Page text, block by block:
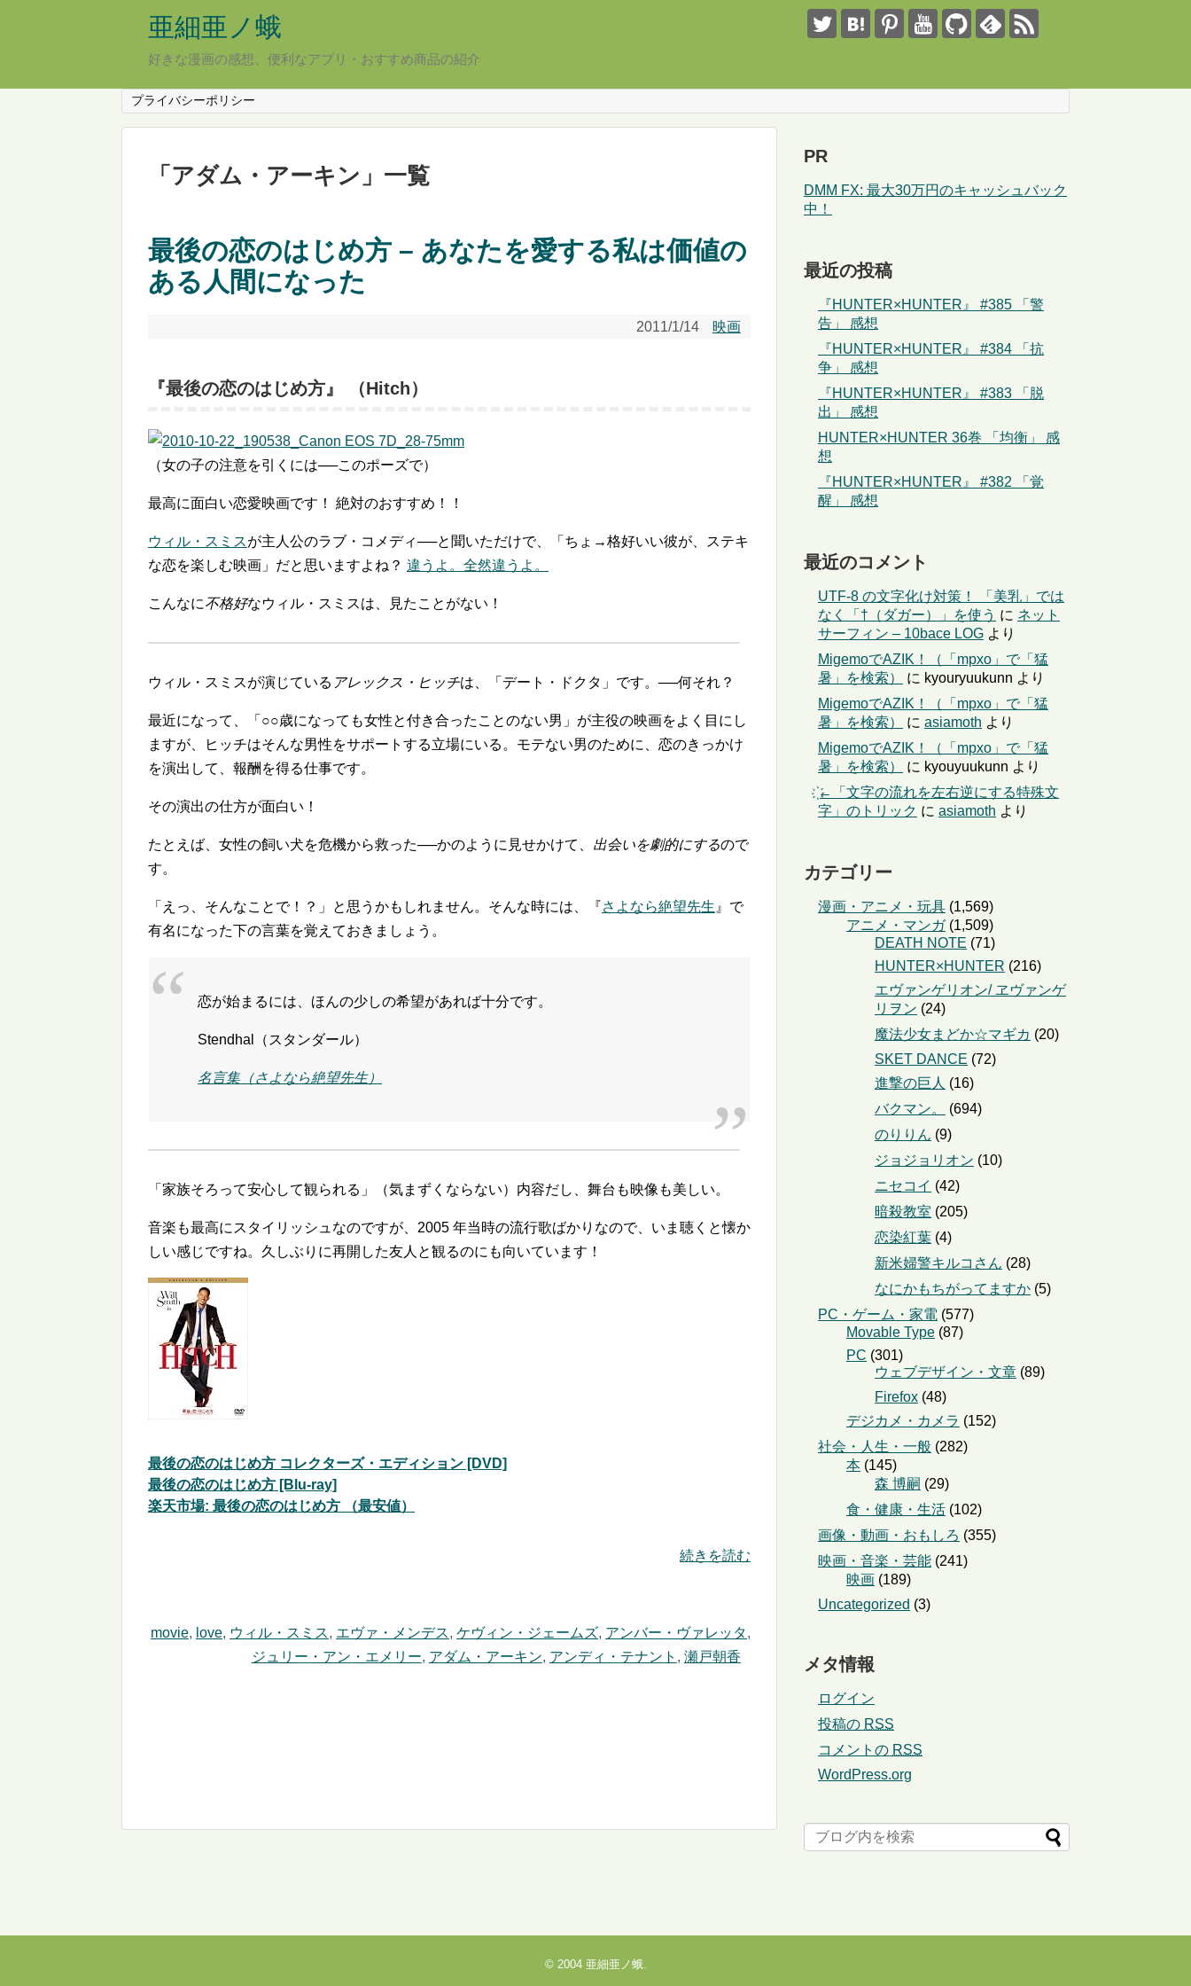
亜細亜ノ蛾
好きな漫画の感想、便利なアプリ・おすすめ商品の紹介
プライバシーポリシー
「 アダム・アーキン 」 一覧
最後の恋のはじめ方 – あなたを愛する私は価値の
ある人間になった
2011/1/14 映画
『最後の恋のはじめ方』 （Hitch）
（女の子の注意を引くには──このポーズで）
最高に面白い恋愛映画です！ 絶対のおすすめ！！
ウィル・スミスが主人公のラブ・コメディ──と聞いただけで、「ちょ→格好いい彼が、ステキ
な恋を楽しむ映画」だと思いますよね？ 違うよ。全然違うよ。
こんなに不格好なウィル・スミスは、見たことがない！
ウィル・スミスが演じている アレックス・ヒッチは、「デート・ドクタ」です。──何それ？
最近になって、「○○歳になっても女性と付き合ったことのない男」が主役の映画をよく目にし
ますが、ヒッチはそんな男性をサポートする立場にいる。モテない男のために、恋のきっかけ
を演出して、報酬を得る仕事です。
その演出の仕方が面白い！
たとえば、女性の飼い犬を危機から救った──かのように見せかけて、 出会いを劇的にするので
す。
「えっ、そんなことで！？」と思うかもしれません。そんな時には、『さよなら絶望先生 』で
有名になった下の言葉を覚えておきましょう。
恋が始まるには、ほんの少しの希望があれば十分です。
Stendhal（スタンダール）
名言集（さよなら絶望先生）
「家族そろって安心して観られる」（気まずくならない）内容だし、舞台も映像も美しい。
音楽も最高にスタイリッシュなのですが、2005 年当時の流行歌ばかりなので、いま聴くと懐か
しい感じですね。久しぶりに再開した友人と観るのにも向いています！
最後の恋のはじめ方 コレクターズ・エディション [DVD]
最後の恋のはじめ方 [Blu-ray]
楽天市場: 最後の恋のはじめ方 （最安値）
続きを読む
movie, love, ウィル・スミス, エヴァ・メンデス, ケヴィン・ジェームズ, アンバー・ヴァレッタ,
ジュリー・アン・エメリー, アダム・アーキン, アンディ・テナント , 瀬戸朝香
PR
DMM FX: 最大30万円のキャッシュバック
中！
最近の投稿
『HUNTER×HUNTER』 #385 「警
告」 感想
『HUNTER×HUNTER』 #384 「抗
争」 感想
『HUNTER×HUNTER』 #383 「脱
出」 感想
HUNTER×HUNTER 36巻 「均衡」 感
想
『HUNTER×HUNTER』 #382 「覚
醒」 感想
最近のコメント
UTF-8 の文字化け対策！ 「美乳」では
なく「†（ダガー）」を使う に ネット
サーフィン – 10bace LOG より
MigemoでAZIK！（「mpxo」で「猛
暑」を検索）
に kyouryuukunn より
MigemoでAZIK！（「mpxo」で「猛
暑」を検索）
に asiamoth より
MigemoでAZIK！（「mpxo」で「猛
暑」を検索）
に kyouyuukunn より
҉←「文字の流れを左右逆にする特殊文
字」のトリック に asiamoth より
カテゴリー
漫画・アニメ・玩具 (1,569)
アニメ・マンガ(1,509)
DEATH NOTE (71)
HUNTER×HUNTER (216)
エヴァンゲリオン/ ヱヴァンゲ
リヲン (24)
魔法少女まどか☆マギカ (20)
SKET DANCE (72)
進撃の巨人 (16)
バクマン。
(694)
のりりん (9)
ジョジョリオン (10)
ニセコイ (42)
暗殺教室 (205)
恋染紅葉 (4)
新米婦警キルコさん (28)
なにかもちがってますか (5)
PC・ゲーム・家電 (577)
Movable Type (87)
PC (301)
ウェブデザイン・文章 (89)
Firefox (48)
デジカメ・カメラ (152)
社会・人生・一般 (282)
本 (145)
森 博嗣 (29)
食・健康・生活 (102)
画像・動画・おもしろ (355)
映画・音楽・芸能 (241)
映画 (189)
Uncategorized (3)
メタ情報
ログイン
投稿の RSS
コメントの RSS
WordPress.org
© 2004 亜細亜ノ蛾.